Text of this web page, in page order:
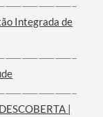
Integrada de
|